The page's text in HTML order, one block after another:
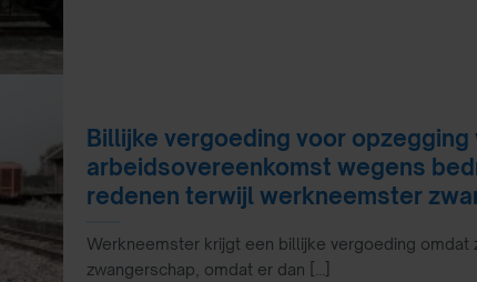
Billijke vergoeding voor opzegging
arbeidsovereenkomst wegens
redenen terwijl werkneemster
Werkneemster krijgt een billijke vergoeding omdat
zwangerschap, omdat er dan [...]